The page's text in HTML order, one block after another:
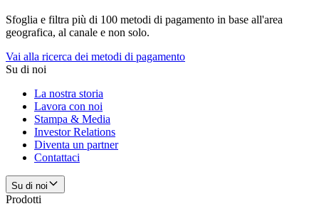
Sfoglia e filtra più di 100 metodi di pagamento in base all'area
geografica, al canale e non solo.
Vai alla ricerca dei metodi di pagamento
Su di noi
La nostra storia
Lavora con noi
Stampa & Media
Investor Relations
Diventa un partner
Contattaci
Su di noi
Prodotti